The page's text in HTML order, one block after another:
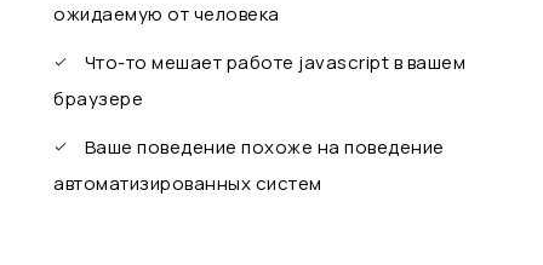
ожидаемую от человека
Что-то мешает работе javascript в вашем
браузере
Ваше поведение похоже на поведение
автоматизированных систем